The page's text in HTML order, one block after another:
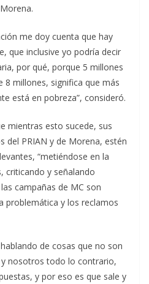
me doy cuenta que hay
que inclusive yo podría decir
por qué, porque 5 millones
8 millones, significa que más
está en pobreza”, consideró.
mientras esto sucede, sus
del PRIAN y de Morena, estén
“metiéndose en la
criticando y señalando
campañas de MC son
problemática y los reclamos
de cosas que no son
nosotros todo lo contrario,
y por eso es que sale y